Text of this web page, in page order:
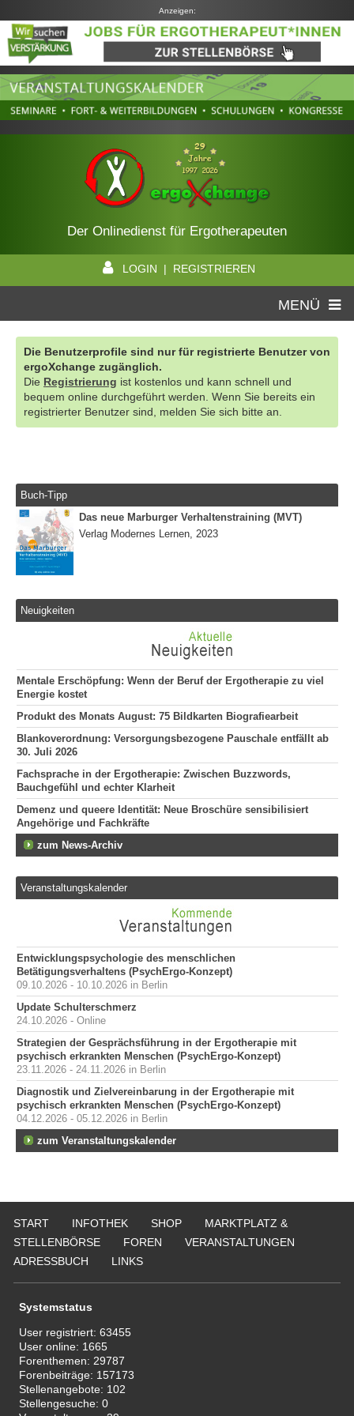
Anzeigen:
Der Onlinedienst für Ergotherapeuten
LOGIN | REGISTRIEREN
MENÜ
Die Benutzerprofile sind nur für registrierte Benutzer von
ergoXchange zugänglich.
Die Registrierung ist kostenlos und kann schnell und
bequem online durchgeführt werden. Wenn Sie bereits ein
registrierter Benutzer sind, melden Sie sich bitte an.
Buch-Tipp
Das neue Marburger Verhaltenstraining (MVT)
Verlag Modernes Lernen, 2023
Neuigkeiten
Mentale Erschöpfung: Wenn der Beruf der Ergotherapie zu viel
Energie kostet
Produkt des Monats August: 75 Bildkarten Biografiearbeit
Blankoverordnung: Versorgungsbezogene Pauschale entfällt ab
30. Juli 2026
Fachsprache in der Ergotherapie: Zwischen Buzzwords,
Bauchgefühl und echter Klarheit
Demenz und queere Identität: Neue Broschüre sensibilisiert
Angehörige und Fachkräfte
zum News-Archiv
Veranstaltungskalender
Entwicklungspsychologie des menschlichen
Betätigungsverhaltens (PsychErgo-Konzept)
09.10.2026 - 10.10.2026 in Berlin
Update Schulterschmerz
24.10.2026 - Online
Strategien der Gesprächsführung in der Ergotherapie mit
psychisch erkrankten Menschen (PsychErgo-Konzept)
23.11.2026 - 24.11.2026 in Berlin
Diagnostik und Zielvereinbarung in der Ergotherapie mit
psychisch erkrankten Menschen (PsychErgo-Konzept)
04.12.2026 - 05.12.2026 in Berlin
zum Veranstaltungskalender
START INFOTHEK SHOP
MARKTPLATZ &
STELLENBÖRSE
FOREN
VERANSTALTUNGEN
ADRESSBUCH
LINKS
Systemstatus
User registriert:63455
User online: 1665
Forenthemen: 29787
Forenbeiträge: 157173
Stellenangebote: 102
Stellengesuche:0